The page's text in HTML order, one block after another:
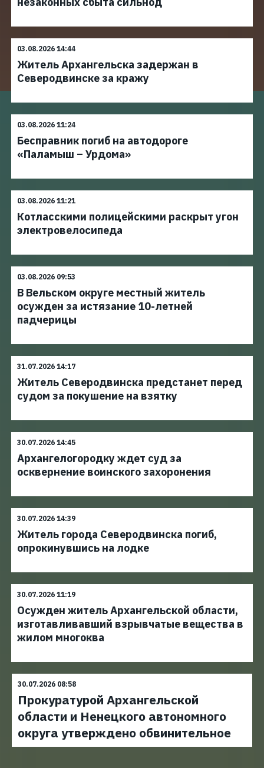
03.08.2026 14:44
Житель Архангельска задержан в
Северодвинске за кражу
03.08.2026 11:24
Бесправник погиб на автодороге
«Паламыш – Урдома»
03.08.2026 11:21
Котласскими полицейскими раскрыт угон
электровелосипеда
03.08.2026 09:53
В Вельском округе местный житель
осужден за истязание 10-летней
падчерицы
31.07.2026 14:17
Житель Северодвинска предстанет перед
судом за покушение на взятку
30.07.2026 14:45
Архангелогородку ждет суд за
осквернение воинского захоронения
30.07.2026 14:39
Житель города Северодвинска погиб,
опрокинувшись на лодке
30.07.2026 11:19
Осужден житель Архангельской области,
изготавливавший взрывчатые вещества в
жилом многоква
30.07.2026 08:58
Прокуратурой Архангельской
области и Ненецкого автономного
округа утверждено обвинительное